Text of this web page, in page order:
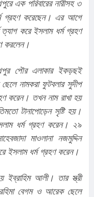
এক পরিবারের নারীসহ ৩
গ্রহণ করেছেন। এর আগে
করে ইসলাম ধর্ম গ্রহণ
করলেন।
পৌর এলাকার ইকড়ছই
ছেলে নামকরা ফুটবলার সুদীপ
করেন। তখন নাম রাখা হয়
টানাপোড়েন সৃষ্টি হয়।
ধর্ম গ্রহণ করেন। ২৯
মাওলানা নজমুদ্দিন
ইসলাম ধর্ম গ্রহণ করেন।
ইব্রাহিম আলী। তার স্ত্রী
রহিমা বেগম ও আরেক ছেলে